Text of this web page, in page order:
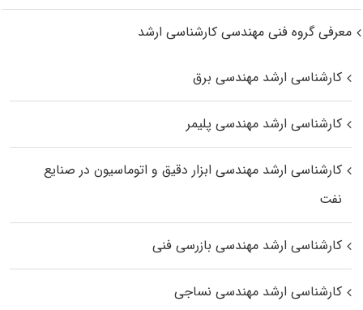
معرفی گروه فنی مهندسی کارشناسی ارشد
کارشناسی ارشد مهندسی برق
کارشناسی ارشد مهندسی پلیمر
کارشناسی ارشد مهندسی ابزار دقیق و اتوماسیون در صنایع
نفت
کارشناسی ارشد مهندسی بازرسی فنی
کارشناسی ارشد مهندسی نساجی